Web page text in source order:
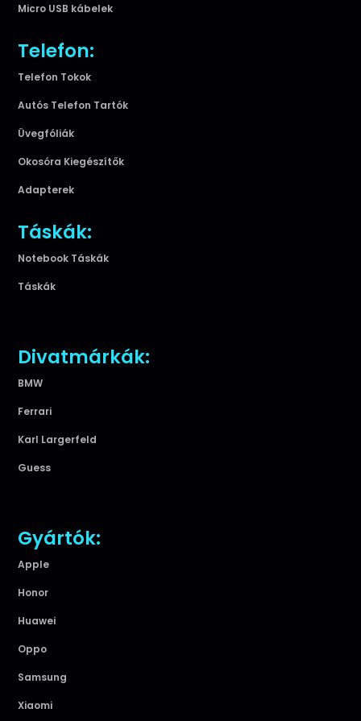
Micro USB kábelek
Telefon:
Telefon Tokok
Autós Telefon Tartók
Üvegfóliák
Okosóra Kiegészítők
Adapterek
Táskák:
Notebook Táskák
Táskák
Divatmárkák:
BMW
Ferrari
Karl Largerfeld
Guess
Gyártók:
Apple
Honor
Huawei
Oppo
Samsung
Xiaomi